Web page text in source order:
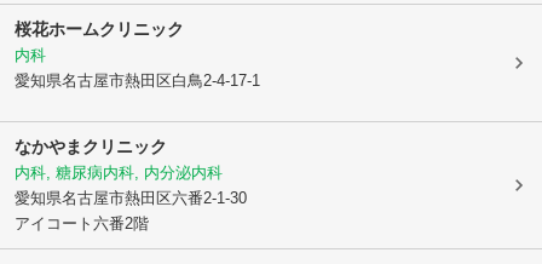
桜花ホームクリニック
内科
愛知県名古屋市熱田区白鳥2-4-17-1
なかやまクリニック
内科, 糖尿病内科, 内分泌内科
愛知県名古屋市熱田区六番2-1-30
アイコート六番2階